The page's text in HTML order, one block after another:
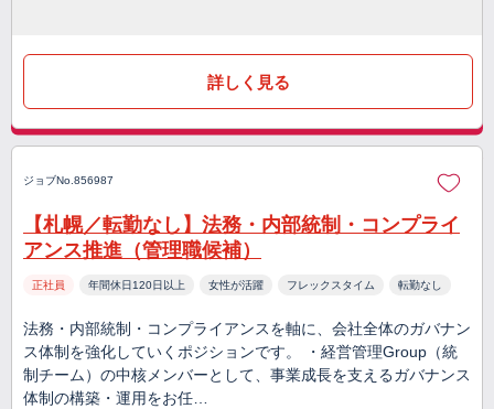
詳しく見る
ジョブNo.856987
【札幌／転勤なし】法務・内部統制・コンプライ
アンス推進（管理職候補）
正社員 年間休日120日以上 女性が活躍 フレックスタイム 転勤なし
法務・内部統制・コンプライアンスを軸に、会社全体のガバナン
ス体制を強化していくポジションです。 ・経営管理Group（統
制チーム）の中核メンバーとして、事業成長を支えるガバナンス
体制の構築・運用をお任…